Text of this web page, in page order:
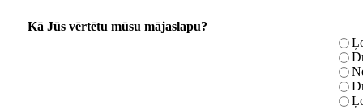
Kā Jūs vērtētu mūsu mājaslapu?